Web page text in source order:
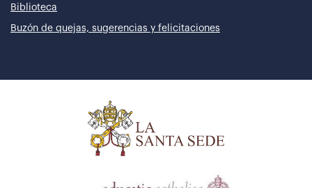
Biblioteca
Buzón de quejas, sugerencias y felicitaciones